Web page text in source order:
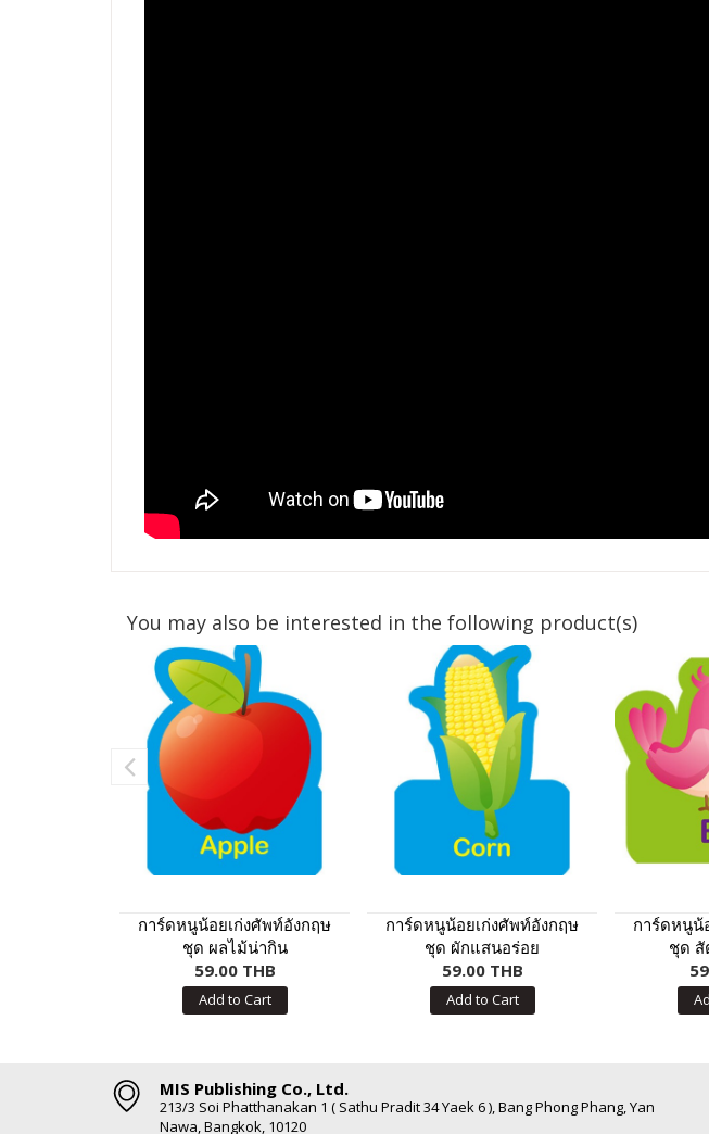
You may also be interested in the following product(s)
การ์ดหนูน้อยเก่งศัพท์อังกฤษ
ชุด ผลไม้น่ากิน
59.00 THB
Add to Cart
การ์ดหนูน้อยเก่งศัพท์อังกฤษ
ชุด ผักแสนอร่อย
59.00 THB
Add to Cart
การ์ดหนูน้
ชุด สั
MIS Publishing Co., Ltd.
213/3 Soi Phatthanakan 1 ( Sathu Pradit 34 Yaek 6 ), Bang Phong Phang, Yan
Nawa, Bangkok, 10120